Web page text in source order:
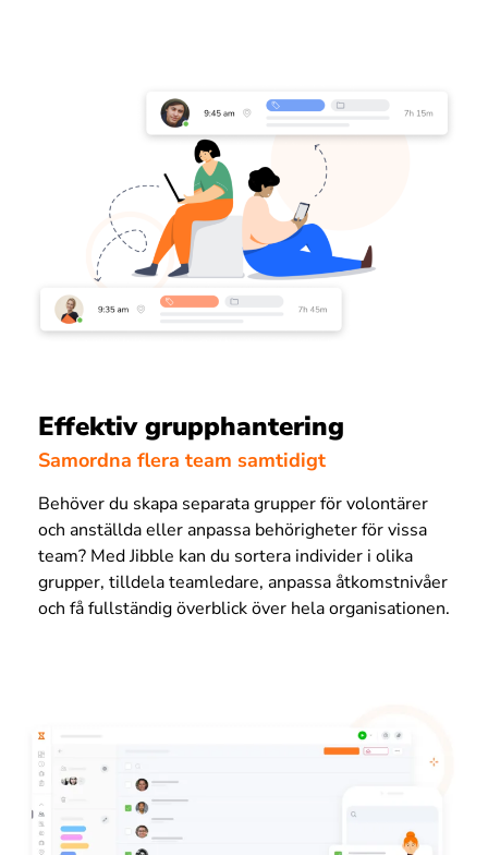
Effektiv grupphantering
Samordna flera team samtidigt
Behöver du skapa separata grupper för volontärer
och anställda eller anpassa behörigheter för vissa
team? Med Jibble kan du sortera individer i olika
grupper, tilldela teamledare, anpassa åtkomstnivåer
och få fullständig överblick över hela organisationen.